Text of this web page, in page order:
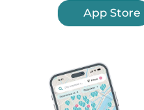
App Store